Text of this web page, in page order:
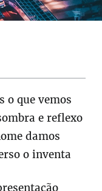
o que vemos
e reflexo
damos
o inventa